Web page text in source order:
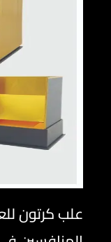
علب كرتون